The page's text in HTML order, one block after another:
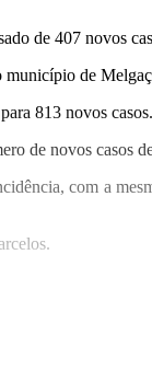
de 407 novos
de
813 novos casos.
de novos casos
com a